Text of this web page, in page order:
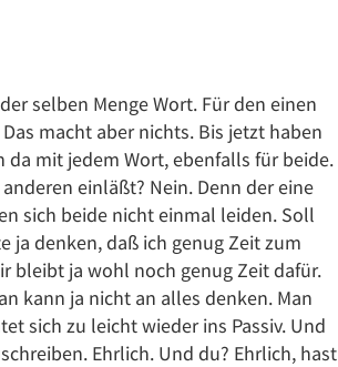
selben Menge Wort. Für den einen
macht aber nichts. Bis jetzt haben
mit jedem Wort, ebenfalls für beide.
einläßt? Nein. Denn der eine
sich beide nicht einmal leiden. Soll
ja denken, daß ich genug Zeit zum
bleibt ja wohl noch genug Zeit dafür.
kann ja nicht an alles denken. Man
sich zu leicht wieder ins Passiv. Und
Ehrlich. Und du? Ehrlich, hast